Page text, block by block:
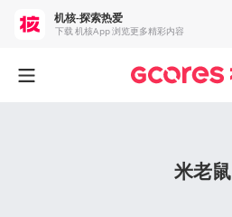
米老鼠
机核-探索热爱
下载 机核App 浏览更多精彩内容